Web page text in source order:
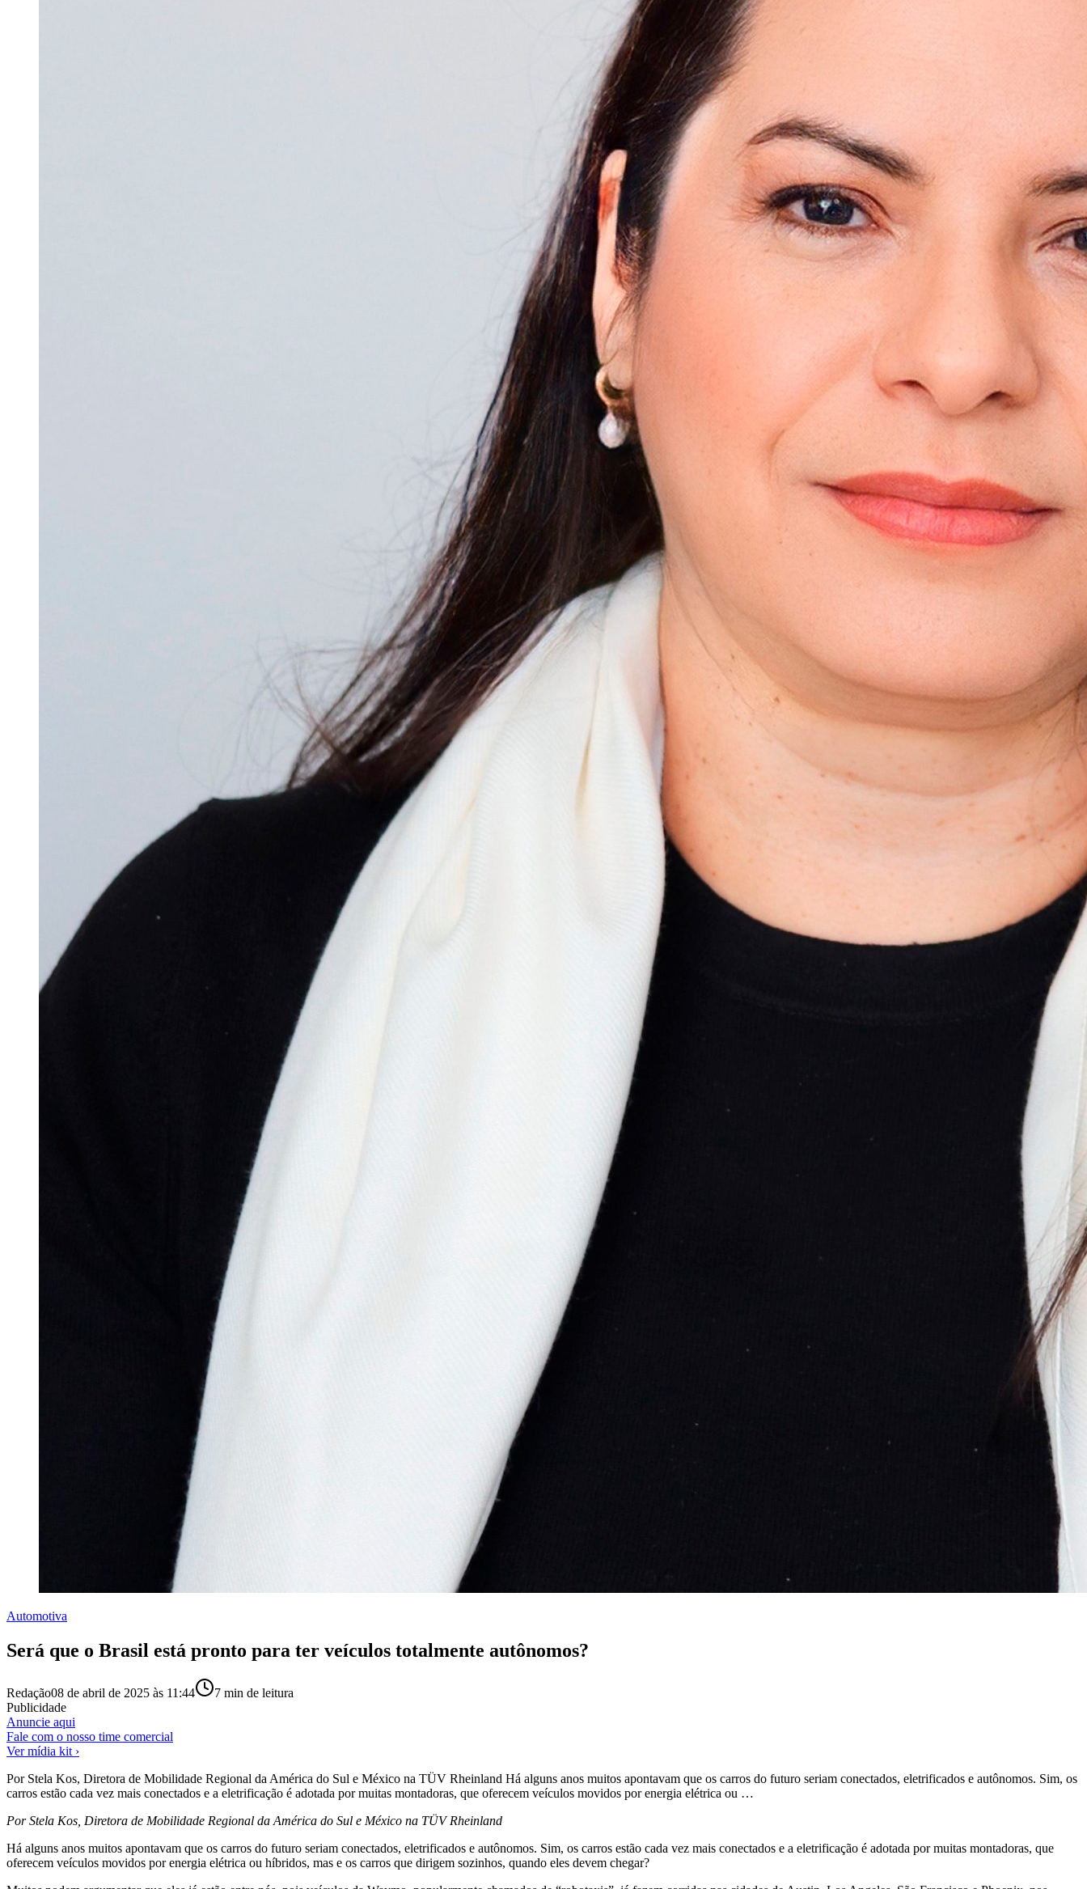
Automotiva
Será que o Brasil está pronto para ter veículos totalmente autônomos?
Redação08 de abril de 2025 às 11:44 7 min de leitura
Publicidade
Anuncie aqui
Fale com o nosso time comercial
Ver mídia kit ›
Por Stela Kos, Diretora de Mobilidade Regional da América do Sul e México na TÜV Rheinland Há alguns anos muitos apontavam que os carros do futuro seriam conectados, eletrificados e autônomos. Sim, os
carros estão cada vez mais conectados e a eletrificação é adotada por muitas montadoras, que oferecem veículos movidos por energia elétrica ou …
Por Stela Kos, Diretora de Mobilidade Regional da América do Sul e México na TÜV Rheinland
Há alguns anos muitos apontavam que os carros do futuro seriam conectados, eletrificados e autônomos. Sim, os carros estão cada vez mais conectados e a eletrificação é adotada por muitas montadoras, que
oferecem veículos movidos por energia elétrica ou híbridos, mas e os carros que dirigem sozinhos, quando eles devem chegar?